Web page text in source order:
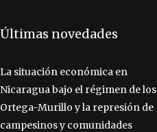
Últimas novedades
La situación económica en
Nicaragua bajo el régimen de los
Ortega-Murillo y la represión de
campesinos y comunidades